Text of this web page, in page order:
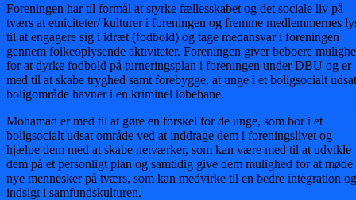
Foreningen har til formål at styrke fællesskabet og det sociale liv på
tværs at etniciteter/ kulturer i foreningen og fremme medlemmernes
til at engagere sig i idræt (fodbold) og tage medansvar i foreningen
gennem folkeoplysende aktiviteter. Foreningen giver beboere
for at dyrke fodbold på turneringsplan i foreningen under DBU og er
med til at skabe tryghed samt forebygge, at unge i et boligsocialt udsat
boligområde havner i en kriminel løbebane.
Mohamad er med til at gøre en forskel for de unge, som bor i et
boligsocialt udsat område ved at inddrage dem i foreningslivet og
hjælpe dem med at skabe netværker, som kan være med til at udvikle
dem på et personligt plan og samtidig give dem mulighed for at møde
nye mennesker på tværs, som kan medvirke til en bedre integration og
indsigt i samfundskulturen.